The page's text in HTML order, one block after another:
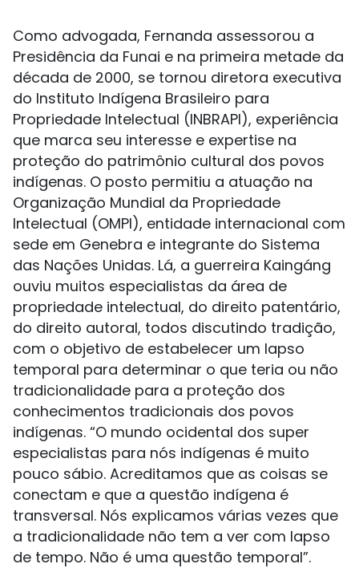
Como advogada, Fernanda assessorou a
Presidência da Funai e na primeira metade da
década de 2000, se tornou diretora executiva
do Instituto Indígena Brasileiro para
Propriedade Intelectual (INBRAPI), experiência
que marca seu interesse e expertise na
proteção do patrimônio cultural dos povos
indígenas. O posto permitiu a atuação na
Organização Mundial da Propriedade
Intelectual (OMPI), entidade internacional com
sede em Genebra e integrante do Sistema
das Nações Unidas. Lá, a guerreira Kaingáng
ouviu muitos especialistas da área de
propriedade intelectual, do direito patentário,
do direito autoral, todos discutindo tradição,
com o objetivo de estabelecer um lapso
temporal para determinar o que teria ou não
tradicionalidade para a proteção dos
conhecimentos tradicionais dos povos
indígenas. “O mundo ocidental dos super
especialistas para nós indígenas é muito
pouco sábio. Acreditamos que as coisas se
conectam e que a questão indígena é
transversal. Nós explicamos várias vezes que
a tradicionalidade não tem a ver com lapso
de tempo. Não é uma questão temporal”.